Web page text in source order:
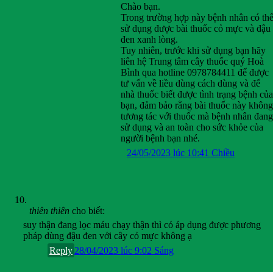
Chào bạn.
Trong trường hợp này bệnh nhân có thể
sử dụng được bài thuốc cỏ mực và đậu
đen xanh lòng.
Tuy nhiên, trước khi sử dụng bạn hãy
liên hệ Trung tâm cây thuốc quý Hoà
Bình qua hotline 0978784411 để được
tư vấn về liều dùng cách dùng và để
nhà thuốc biết được tình trạng bệnh của
bạn, đảm bảo rằng bài thuốc này không
tương tác với thuốc mà bệnh nhân đang
sử dụng và an toàn cho sức khỏe của
người bệnh bạn nhé.
24/05/2023 lúc 10:41 Chiều
thiên thiên cho biết:
suy thận đang lọc máu chạy thận thì có áp dụng được phương
pháp dùng đậu đen với cây cỏ mực không ạ
28/04/2023 lúc 9:02 Sáng
Reply